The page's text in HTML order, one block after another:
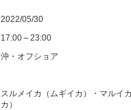
2022/05/30
17:00～23:00
沖・オフショア
スルメイカ（ムギイカ）・マルイ
カ）